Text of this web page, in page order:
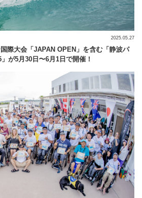
際大会「JAPAN OPEN」を含む「静波パ
が5月30日〜6月1日で開催！
2025.05.27